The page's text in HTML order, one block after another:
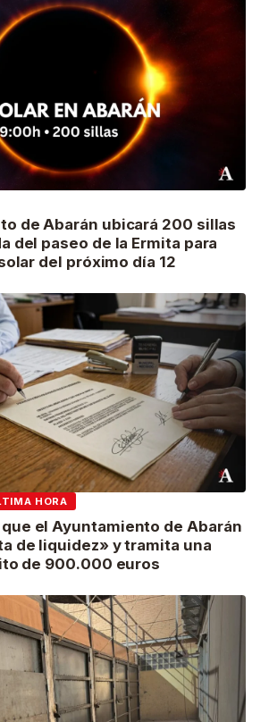
de Abarán ubicará 200 sillas
del paseo de la Ermita para
del próximo día 12
HORA
el Ayuntamiento de Abarán
de liquidez» y tramita una
de 900.000 euros